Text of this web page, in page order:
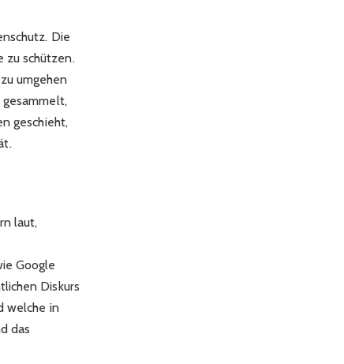
Die
zu schützen.
umgehen
geschieht,
laut,
Google
Diskurs
welche in
das